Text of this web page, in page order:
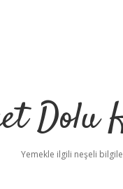
Dolu
Yemekle ilgili neşeli